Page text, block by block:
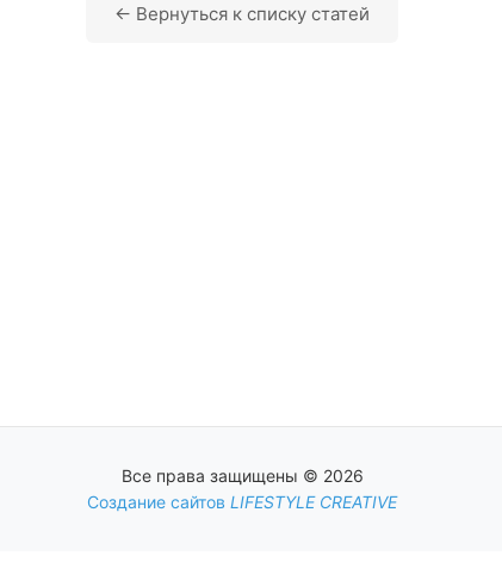
← Вернуться к списку статей
Все права защищены © 2026
Создание сайтов LIFESTYLE CREATIVE